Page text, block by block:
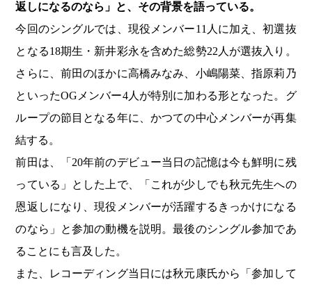
返しになるのなら」と、その背景を語っている。
今回のシングルでは、現役メンバー11人に加え、初選抜
となる18期生・新井彩永を含めた総勢22人が選抜入り。
さらに、前田のほかに高橋みなみ、小嶋陽菜、指原莉乃
といったOGメンバー4人が特別に加わる形となった。グ
ループの節目となる年に、かつての中心メンバーが再集
結する。
前田は、「20年前のデビュー当日の記憶は今も鮮明に残
っている」とした上で、「これが少しでも秋元先生への
恩返しになり、現役メンバーが活躍するきっかけになる
のなら」と参加の動機を説明。最後のシングル参加であ
ることにも言及した。
また、レコーディング当日には秋元康氏から「参加して